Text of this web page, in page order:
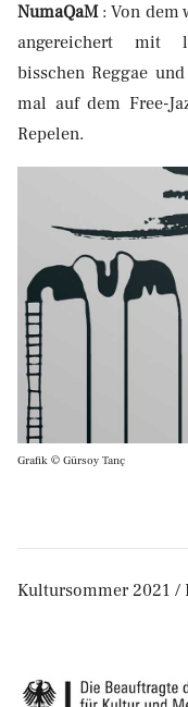
NumaQaM : Von dem
angereichert mit
bisschen Reggae
mal auf dem Free-
Repelen.
Grafik © Gürsoy Tanç
Kultursommer 2021 /